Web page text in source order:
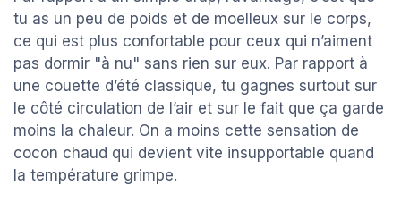
tu as un peu de poids et de moelleux sur le corps,
ce qui est plus confortable pour ceux qui n’aiment
pas dormir "à nu" sans rien sur eux. Par rapport à
une couette d’été classique, tu gagnes surtout sur
le côté circulation de l’air et sur le fait que ça garde
moins la chaleur. On a moins cette sensation de
cocon chaud qui devient vite insupportable quand
la température grimpe.